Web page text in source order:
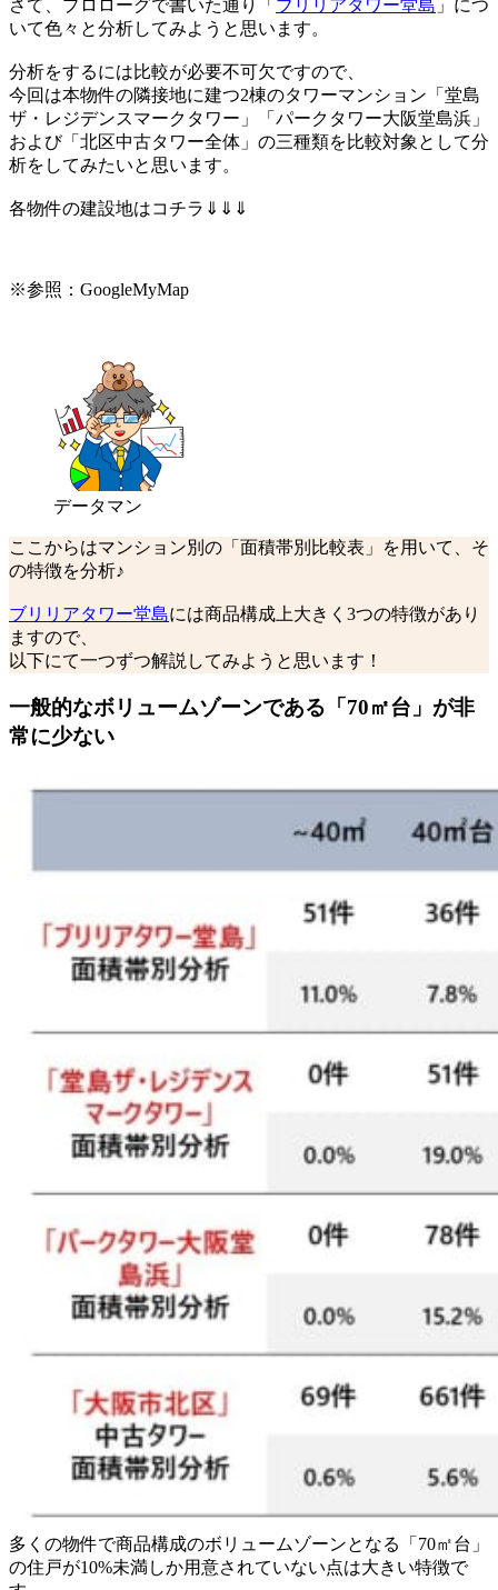
さて、プロローグで書いた通り「 ブリリアタワー堂島 」につ
いて色々と分析してみようと思います。
分析をするには比較が必要不可欠ですので、
今回は本物件の隣接地に建つ2棟のタワーマンション「堂島
ザ・レジデンスマークタワー」「パークタワー大阪堂島浜」
および「北区中古タワー全体」の三種類を比較対象として分
析をしてみたいと思います。
各物件の建設地はコチラ⇓⇓⇓
※参照：GoogleMyMap
データマン
ここからはマンション別の「面積帯別比較表」を用いて、そ
の特徴を分析♪
ブリリアタワー堂島には商品構成上大きく3つの特徴があり
ますので、
以下にて一つずつ解説してみようと思います！
一般的なボリュームゾーンである「70㎡台」が非
常に少ない
多くの物件で商品構成のボリュームゾーンとなる「70㎡台」
の住戸が10%未満しか用意されていない点は大きい特徴で